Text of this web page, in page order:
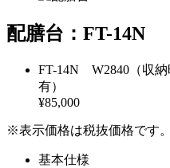
配膳台：FT-14N
FT-14N W2840（収納
有）
¥85,000
※表示価格は税抜価格です。
基本仕様